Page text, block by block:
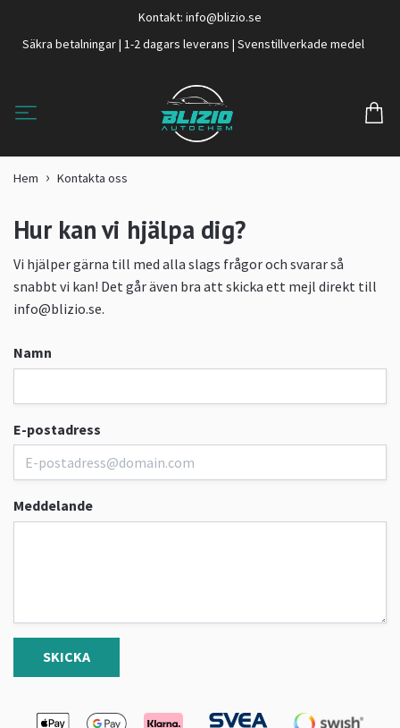
Kontakt: info@blizio.se
Säkra betalningar | 1-2 dagars leverans | Svenstillverkade medel
Hem Kontakta oss
Hur kan vi hjälpa dig?
Vi hjälper gärna till med alla slags frågor och svarar så
snabbt vi kan! Det går även bra att skicka ett mejl direkt till
info@blizio.se.
Namn
E-postadress
Meddelande
SKICKA